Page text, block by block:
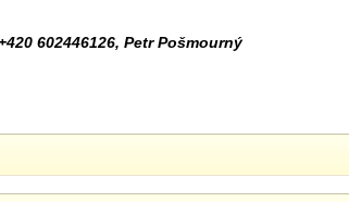
602446126, Petr Pošmourný